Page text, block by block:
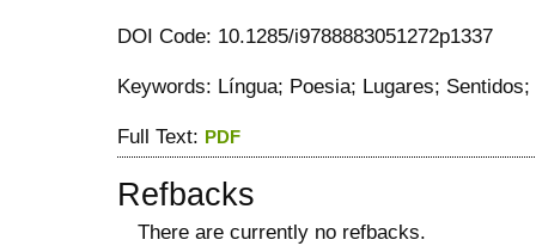
DOI Code: 10.1285/i9788883051272p1337
Keywords: Língua; Poesia; Lugares; Sentidos;
Full Text: PDF
Refbacks
There are currently no refbacks.